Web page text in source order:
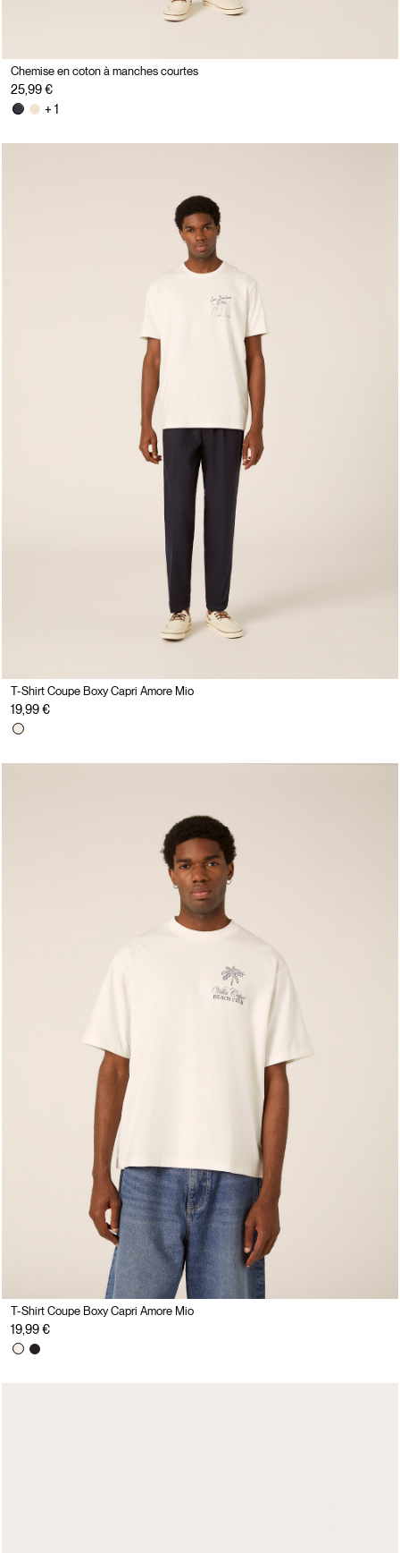
Chemise en coton à manches courtes
25,99 €
+ 1
T-Shirt Coupe Boxy Capri Amore Mio
19,99 €
T-Shirt Coupe Boxy Capri Amore Mio
19,99 €